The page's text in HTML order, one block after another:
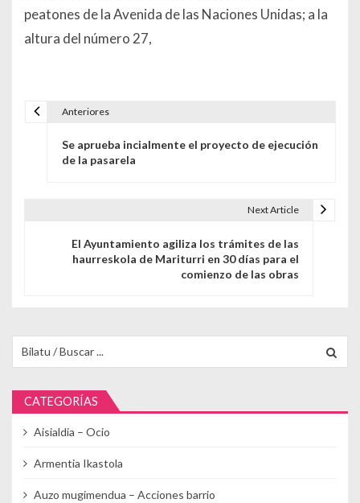
peatones de la Avenida de las Naciones Unidas; a la
altura del número 27,
Anteriores
Se aprueba incialmente el proyecto de ejecución
de la pasarela
Next Article
El Ayuntamiento agiliza los trámites de las
haurreskola de Mariturri en 30 días para el
comienzo de las obras
CATEGORÍAS
Aisialdia – Ocio
Armentia Ikastola
Auzo mugimendua – Acciones barrio